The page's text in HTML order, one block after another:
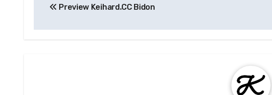
Preview Keihard.CC Bidon